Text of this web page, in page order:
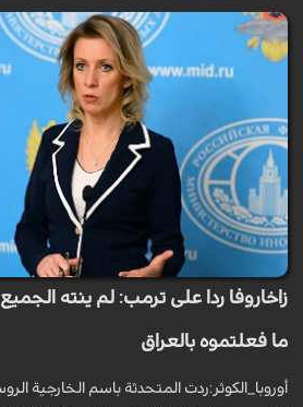
زاخاروفا ردا على ترمب: لم ينته
ما فعلتموه بالعراق
أوروبا_الكوثر:ردت المتحدثة باسم الخارجية